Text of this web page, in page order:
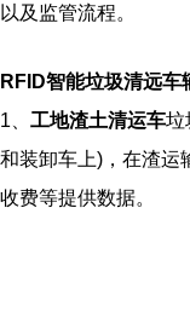
以及监管流程。
RFID智能垃圾清远
1、 工地渣土清运车垃
和装卸车上)，在渣运
收费等提供数据。